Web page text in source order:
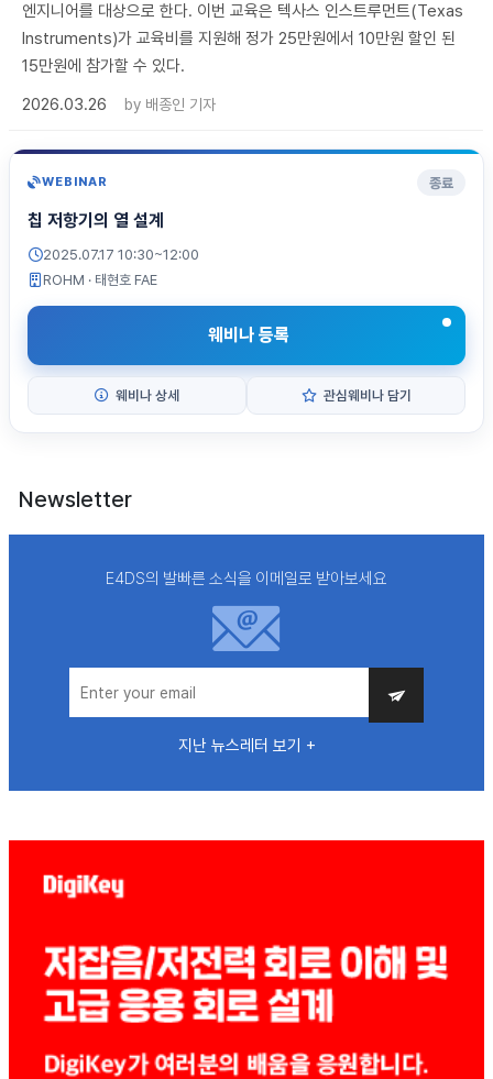
엔지니어를 대상으로 한다. 이번 교육은 텍사스 인스트루먼트(Texas
Instruments)가 교육비를 지원해 정가 25만원에서 10만원 할인 된
15만원에 참가할 수 있다.
2026.03.26
by 배종인 기자
WEBINAR 종료
칩 저항기의 열 설계
2025.07.17 10:30~12:00
ROHM · 태현호 FAE
웨비나 등록
웨비나 상세 관심웨비나 담기
Newsletter
E4DS의 발빠른 소식을 이메일로 받아보세요
지난 뉴스레터 보기 +